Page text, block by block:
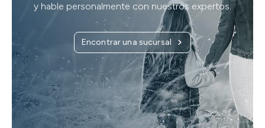
y hable personalmente con nuestros expertos.
Encontrar una sucursal